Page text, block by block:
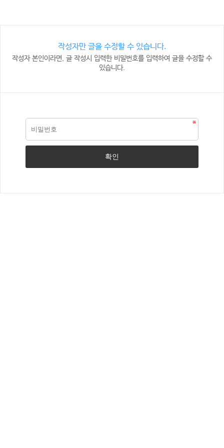
작성자만 글을 수정할 수 있습니다.
작성자 본인이라면, 글 작성시 입력한 비밀번호를 입력하여 글을 수정할 수
있습니다.